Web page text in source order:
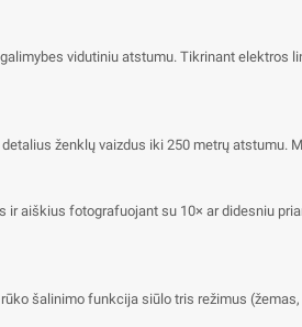
vidutiniu atstumu. Tikrinant
ženklų vaizdus iki 250 metrų atstumu.
aiškius fotografuojant su 10× ar didesniu
šalinimo funkcija siūlo tris režimus